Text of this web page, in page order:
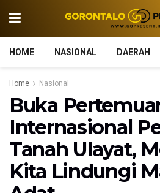
HOME NASIONAL DAERAH
Home Nasional
Buka
Internasional
Tanah Ulayat,
Kita Lindungi